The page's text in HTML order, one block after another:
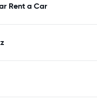
Rent a Car